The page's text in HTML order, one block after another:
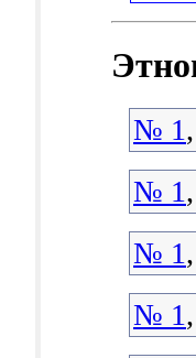
№ 1,
№ 1,
№ 1,
№ 1,